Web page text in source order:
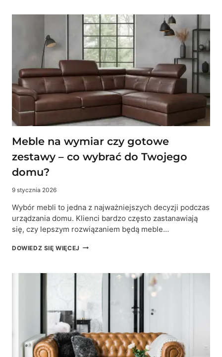
SKÓRZANA?
CO
WPŁYWA
NA
CENĘ
I
GDZIE
KRYJĄ
SIĘ
UKRYTE
KOSZTY
Meble na wymiar czy gotowe
zestawy – co wybrać do Twojego
domu?
9 stycznia 2026
Wybór mebli to jedna z najważniejszych decyzji podczas
urządzania domu. Klienci bardzo często zastanawiają
się, czy lepszym rozwiązaniem będą meble…
DOWIEDZ SIĘ WIĘCEJ MEBLE
CZY
WYBRAĆ
DO
TWOJEGO
DOMU?